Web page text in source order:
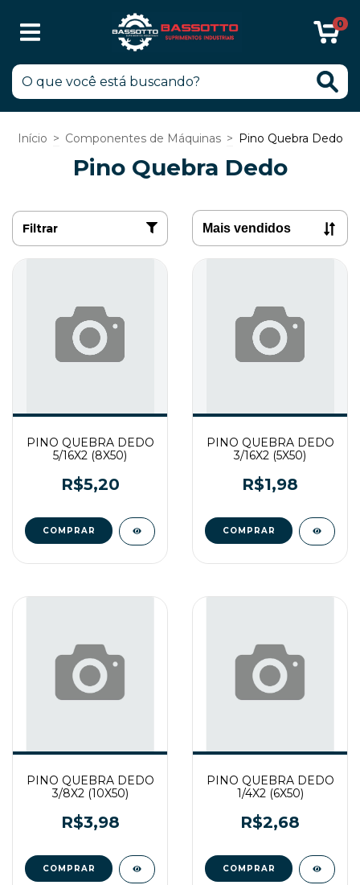
0
Início > Componentes de Máquinas > Pino Quebra Dedo
Pino Quebra Dedo
Filtrar
PINO QUEBRA DEDO
5/16X2 (8X50)
R$5,20
PINO QUEBRA DEDO
3/16X2 (5X50)
R$1,98
PINO QUEBRA DEDO
3/8X2 (10X50)
R$3,98
PINO QUEBRA DEDO
1/4X2 (6X50)
R$2,68